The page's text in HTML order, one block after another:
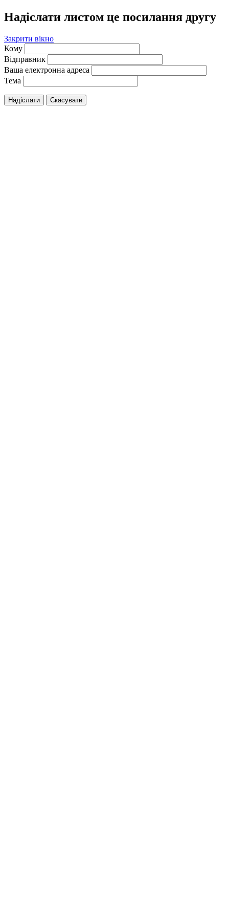
Надіслати листом це посилання другу
Закрити вікно
Кому
Відправник
Ваша електронна адреса
Тема
Надіслати Скасувати